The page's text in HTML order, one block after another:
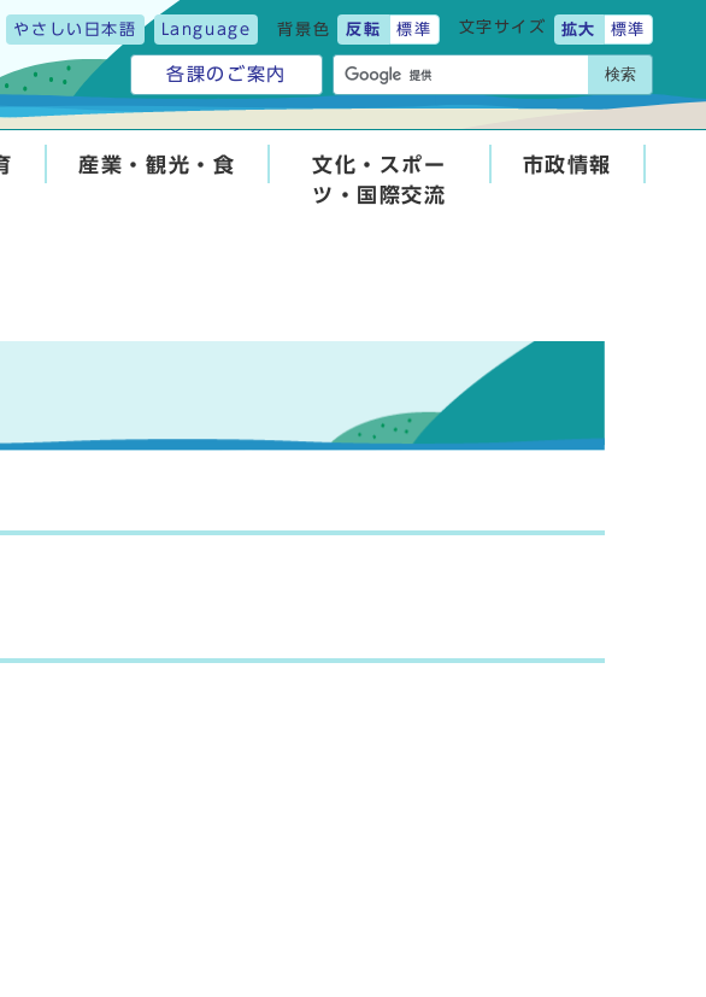
やさしい日本語 Language 背景色 反転 標準 文字サイズ 拡大 標準
各課のご案内 検索
産業・観光・食
文化・スポー
ツ・国際交流
市政情報